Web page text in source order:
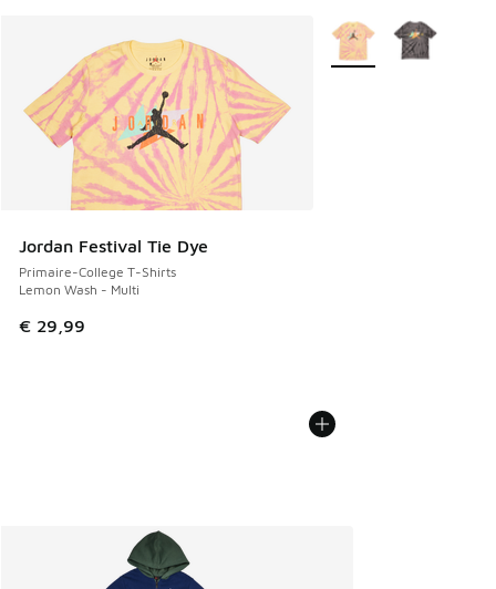
Jordan Festival Tie Dye
Primaire-College T-Shirts
Lemon Wash - Multi
€ 29,99
Plus de couleurs